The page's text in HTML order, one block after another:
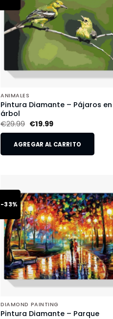
ANIMALES
Pintura Diamante – Pájaros en
árbol
€29.99 €19.99
AGREGAR AL CARRITO
-33%
DIAMOND PAINTING
Pintura Diamante – Parque